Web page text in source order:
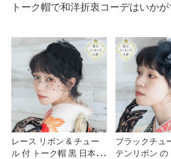
トーク帽で和洋折衷コーデはいか
レース リボン & チュー
ル 付 トーク帽 黒 日本製
ブラックチュ
テンリボン の